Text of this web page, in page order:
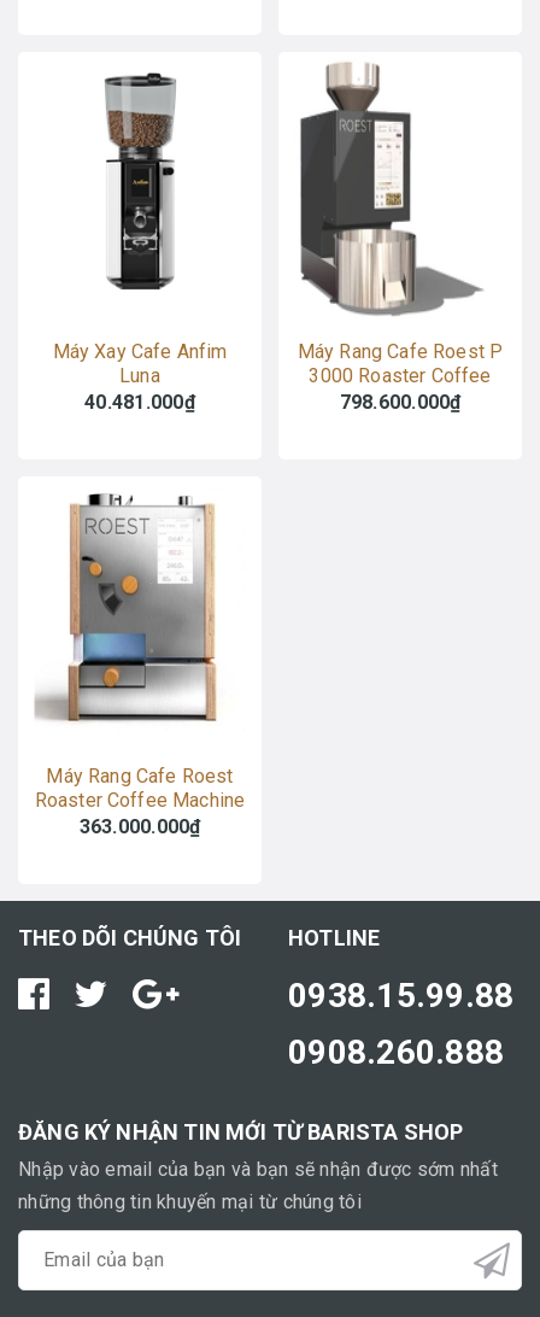
Máy Xay Cafe Anfim
Luna
40.481.000₫
Máy Rang Cafe Roest P
3000 Roaster Coffee
Machine
798.600.000₫
Máy Rang Cafe Roest
Roaster Coffee Machine
S100
363.000.000₫
THEO DÕI CHÚNG TÔI HOTLINE
0938.15.99.88
0908.260.888
ĐĂNG KÝ NHẬN TIN MỚI TỪ BARISTA SHOP
Nhập vào email của bạn và bạn sẽ nhận được sớm nhất
những thông tin khuyến mại từ chúng tôi